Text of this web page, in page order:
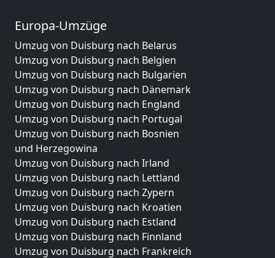
Europa-Umzüge
Umzug von Duisburg nach Belarus
Umzug von Duisburg nach Belgien
Umzug von Duisburg nach Bulgarien
Umzug von Duisburg nach Dänemark
Umzug von Duisburg nach England
Umzug von Duisburg nach Portugal
Umzug von Duisburg nach Bosnien
und Herzegowina
Umzug von Duisburg nach Irland
Umzug von Duisburg nach Lettland
Umzug von Duisburg nach Zypern
Umzug von Duisburg nach Kroatien
Umzug von Duisburg nach Estland
Umzug von Duisburg nach Finnland
Umzug von Duisburg nach Frankreich